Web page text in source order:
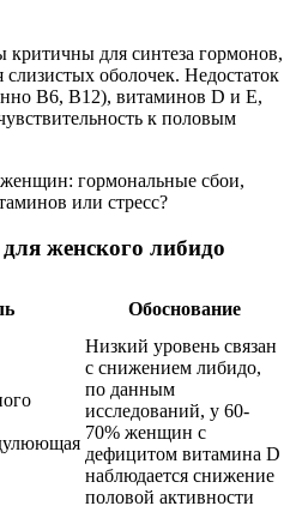
для синтеза гормонов,
оболочек. Недостаток
B6, B12), витаминов D и E,
к половым
женского либидо
Обоснование
Низкий уровень связан
с снижением либидо,
по данным
исследований, у 60-
70% женщин с
дефицитом витамина D
наблюдается снижение
половой активности